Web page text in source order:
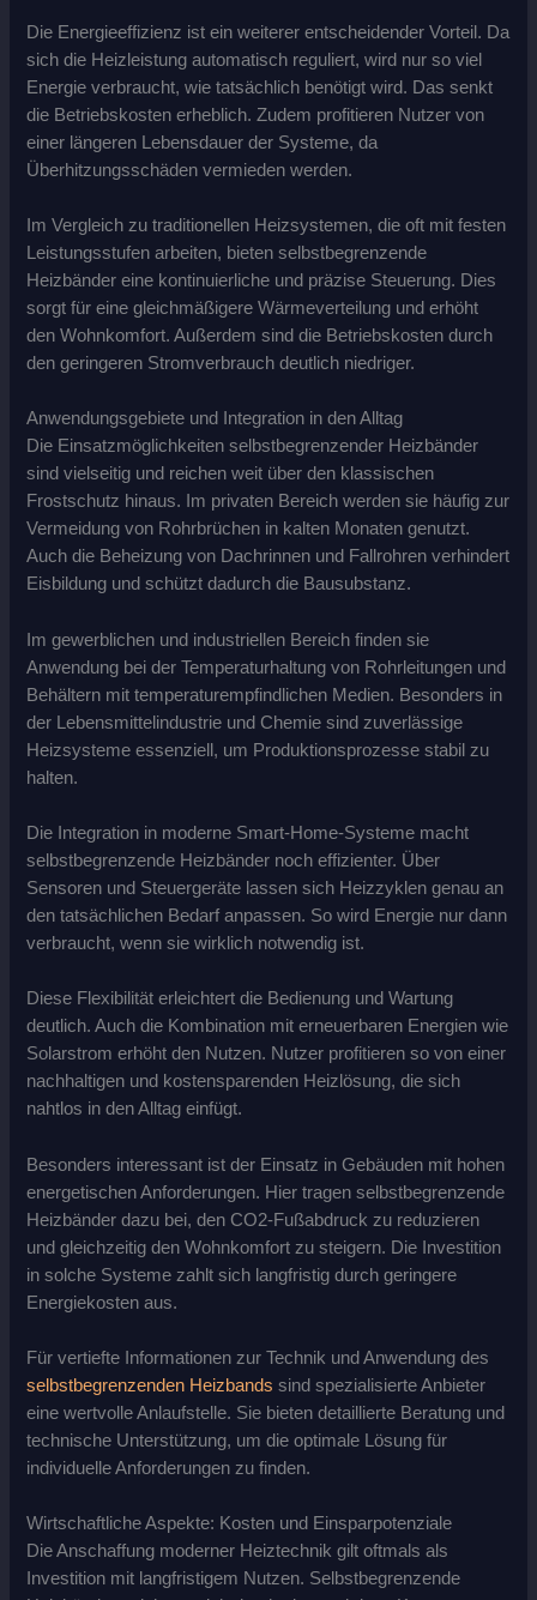
Die Energieeffizienz ist ein weiterer entscheidender Vorteil. Da
sich die Heizleistung automatisch reguliert, wird nur so viel
Energie verbraucht, wie tatsächlich benötigt wird. Das senkt
die Betriebskosten erheblich. Zudem profitieren Nutzer von
einer längeren Lebensdauer der Systeme, da
Überhitzungsschäden vermieden werden.
Im Vergleich zu traditionellen Heizsystemen, die oft mit festen
Leistungsstufen arbeiten, bieten selbstbegrenzende
Heizbänder eine kontinuierliche und präzise Steuerung. Dies
sorgt für eine gleichmäßigere Wärmeverteilung und erhöht
den Wohnkomfort. Außerdem sind die Betriebskosten durch
den geringeren Stromverbrauch deutlich niedriger.
Anwendungsgebiete und Integration in den Alltag
Die Einsatzmöglichkeiten selbstbegrenzender Heizbänder
sind vielseitig und reichen weit über den klassischen
Frostschutz hinaus. Im privaten Bereich werden sie häufig zur
Vermeidung von Rohrbrüchen in kalten Monaten genutzt.
Auch die Beheizung von Dachrinnen und Fallrohren verhindert
Eisbildung und schützt dadurch die Bausubstanz.
Im gewerblichen und industriellen Bereich finden sie
Anwendung bei der Temperaturhaltung von Rohrleitungen und
Behältern mit temperaturempfindlichen Medien. Besonders in
der Lebensmittelindustrie und Chemie sind zuverlässige
Heizsysteme essenziell, um Produktionsprozesse stabil zu
halten.
Die Integration in moderne Smart-Home-Systeme macht
selbstbegrenzende Heizbänder noch effizienter. Über
Sensoren und Steuergeräte lassen sich Heizzyklen genau an
den tatsächlichen Bedarf anpassen. So wird Energie nur dann
verbraucht, wenn sie wirklich notwendig ist.
Diese Flexibilität erleichtert die Bedienung und Wartung
deutlich. Auch die Kombination mit erneuerbaren Energien wie
Solarstrom erhöht den Nutzen. Nutzer profitieren so von einer
nachhaltigen und kostensparenden Heizlösung, die sich
nahtlos in den Alltag einfügt.
Besonders interessant ist der Einsatz in Gebäuden mit hohen
energetischen Anforderungen. Hier tragen selbstbegrenzende
Heizbänder dazu bei, den CO2-Fußabdruck zu reduzieren
und gleichzeitig den Wohnkomfort zu steigern. Die Investition
in solche Systeme zahlt sich langfristig durch geringere
Energiekosten aus.
Für vertiefte Informationen zur Technik und Anwendung des
selbstbegrenzenden Heizbands sind spezialisierte Anbieter
eine wertvolle Anlaufstelle. Sie bieten detaillierte Beratung und
technische Unterstützung, um die optimale Lösung für
individuelle Anforderungen zu finden.
Wirtschaftliche Aspekte: Kosten und Einsparpotenziale
Die Anschaffung moderner Heiztechnik gilt oftmals als
Investition mit langfristigem Nutzen. Selbstbegrenzende